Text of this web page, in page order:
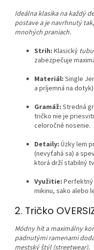
Ideálna klasika na každý
postave a je navrhnutý
mnohých praniach.
Strih: Klasický
zabezpečuje
Materiál: Single
a príjemná na
Gramáž: Stredná
tričko nie je
celoročné nosenie.
Detaily: Úzky lem
(nevyťahá sa) a
ktorá drží stabilný
Využitie:
mikinu, sako alebo
2. Tričko
Módny hit a maximálny
padnutými ramenami
mestský štýl (streetwear).